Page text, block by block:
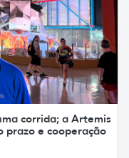
corrida; a Artemis
prazo e cooperação